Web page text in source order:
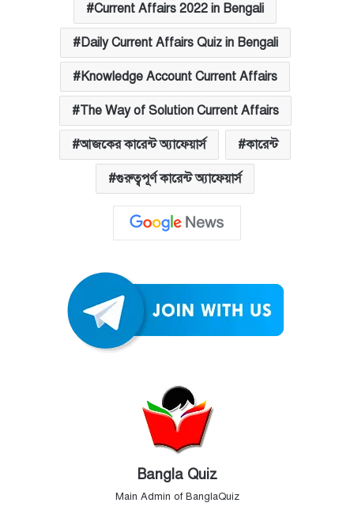
Current Affairs 2022 in Bengali
Daily Current Affairs Quiz in Bengali
Knowledge Account Current Affairs
The Way of Solution Current Affairs
আজকের কারেন্ট অ্যাফেয়ার্স কারেন্ট
গুরুত্বপূর্ণ কারেন্ট অ্যাফেয়ার্স
Bangla Quiz
Main Admin of BanglaQuiz